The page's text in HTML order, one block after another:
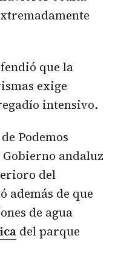
que la
exige
intensivo.
Podemos
andaluz
del
además de que
de agua
del parque